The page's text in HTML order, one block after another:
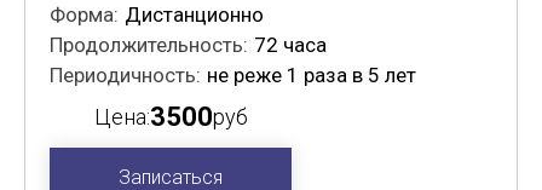
Форма: Дистанционно
Продолжительность: 72 часа
Периодичность: не реже 1 раза в 5 лет
Цена:3500руб
Записаться